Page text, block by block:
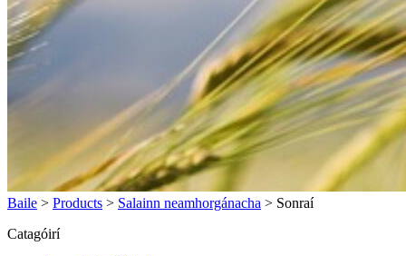
Baile > Products > Salainn neamhorgánacha > Sonraí
Catagóirí